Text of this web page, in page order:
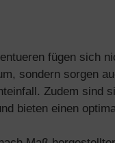
fügen sich
sondern sorgen
Zudem sind
bieten einen